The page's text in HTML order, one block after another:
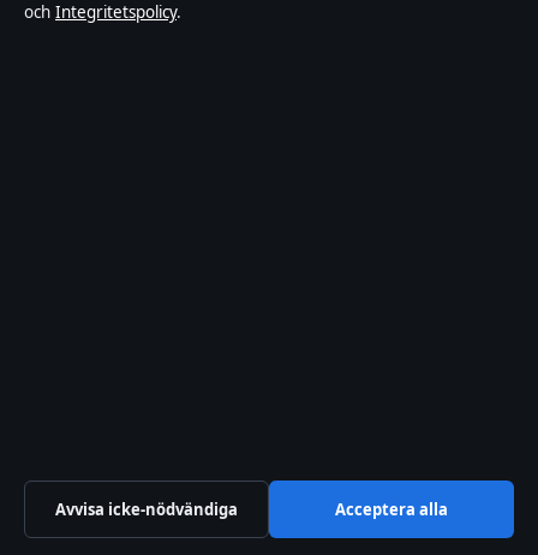
Kändisar & integritet
Om SverigePosten i korthet
och Integritetspolicy.
Avvisa icke-nödvändiga Acceptera alla